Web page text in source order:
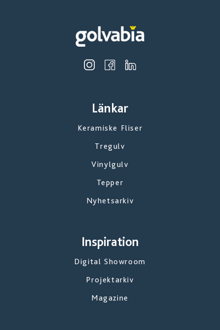
Länkar
Keramiske Fliser
Tregulv
Vinylgulv
Tepper
Nyhetsarkiv
Inspiration
Digital Showroom
Projektarkiv
Magazine